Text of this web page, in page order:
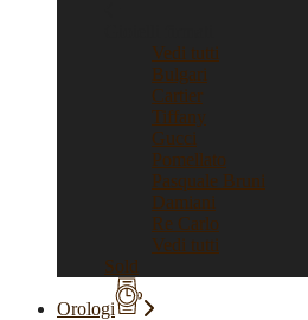
Vedi tutti
Bulgari
Cartier
Tiffany
Gucci
Pomellato
Pasquale Bruni
Damiani
Re Carlo
Vedi tutti
Sold
Orologi